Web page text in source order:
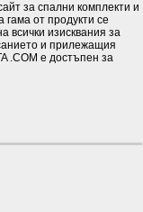
за спални комплекти и
от продукти се
всички изисквания за
и прилежащия
.COM е достъпен за